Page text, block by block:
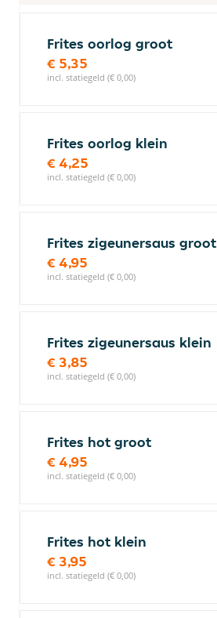
Frites oorlog groot
€ 5,35
incl. statiegeld (€ 0,00)
Frites oorlog klein
€ 4,25
incl. statiegeld (€ 0,00)
Frites zigeunersaus groot
€ 4,95
incl. statiegeld (€ 0,00)
Frites zigeunersaus klein
€ 3,85
incl. statiegeld (€ 0,00)
Frites hot groot
€ 4,95
incl. statiegeld (€ 0,00)
Frites hot klein
€ 3,95
incl. statiegeld (€ 0,00)